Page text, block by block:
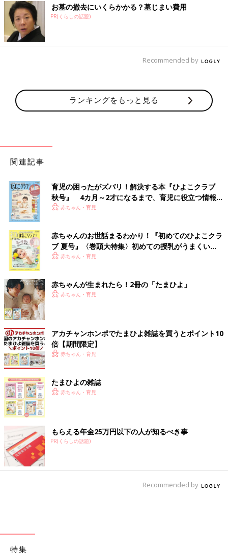
お墓の撤去にいくらかかる？墓じまい費用
PR(くらしの話題)
Recommended by
ランキングをもっと見る
関連記事
育児の困ったがズバリ！解決する本『ひよこクラブ
秋号』 4カ月～2才になるまで、育児に役立つ情報が
いっぱい！
赤ちゃん・育児
赤ちゃんのお世話まるわかり！『初めてのひよこクラ
ブ 夏号』〈巻頭大特集〉初めての授乳がうまくい
く！ おっぱい・ミルクの基本と夏のトラブル 解決テ
赤ちゃん・育児
赤ちゃんが生まれたら！2冊の「たまひよ」
赤ちゃん・育児
アカチャンホンポでたまひよ雑誌を買うとポイント10
倍【期間限定】
赤ちゃん・育児
たまひよの雑誌
赤ちゃん・育児
もらえる年金25万円以下の人が知るべき事
PR(くらしの話題)
Recommended by
特集